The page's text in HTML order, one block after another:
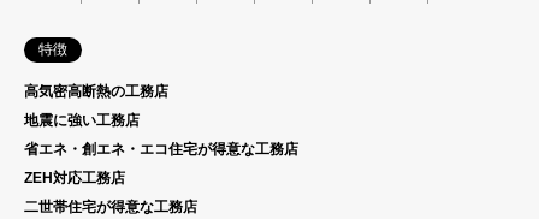
特徴
高気密高断熱の工務店
地震に強い工務店
省エネ・創エネ・エコ住宅が得意な工務店
ZEH対応工務店
二世帯住宅が得意な工務店